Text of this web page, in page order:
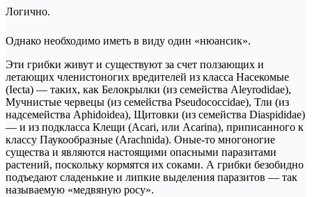
Логично.
Однако необходимо иметь в виду один «нюансик».
Эти грибки живут и существуют за счет ползающих и
летающих членистоногих вредителей из класса Насекомые
(Iecta) — таких, как Белокрылки (из семейства Aleyrodidae),
Мучнистые червецы (из семейства Pseudococcidae), Тли (из
надсемейства Aphidoidea), Щитовки (из семейства Diaspididae)
— и из подкласса Клещи (Acari, или Acarina), приписанного к
классу Паукообразные (Arachnida). Оные-то многоногие
существа и являются настоящими опасными паразитами
растений, поскольку кормятся их соками. А грибки безобидно
подъедают сладенькие и липкие выделения паразитов — так
называемую «медвяную росу».